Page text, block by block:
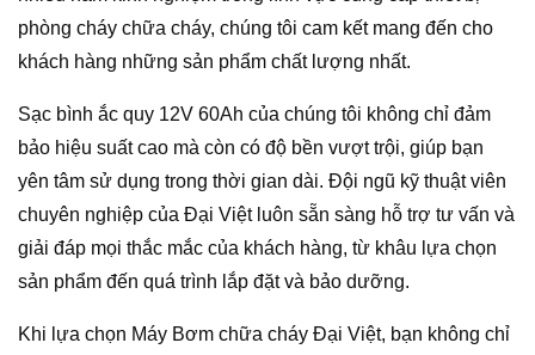
phòng cháy chữa cháy, chúng tôi cam kết mang đến cho
khách hàng những sản phẩm chất lượng nhất.
Sạc bình ắc quy 12V 60Ah của chúng tôi không chỉ đảm
bảo hiệu suất cao mà còn có độ bền vượt trội, giúp bạn
yên tâm sử dụng trong thời gian dài. Đội ngũ kỹ thuật viên
chuyên nghiệp của Đại Việt luôn sẵn sàng hỗ trợ tư vấn và
giải đáp mọi thắc mắc của khách hàng, từ khâu lựa chọn
sản phẩm đến quá trình lắp đặt và bảo dưỡng.
Khi lựa chọn Máy Bơm chữa cháy Đại Việt, bạn không chỉ